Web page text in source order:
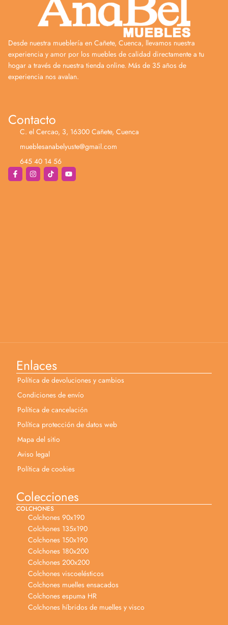
Desde nuestra mueblería en Cañete, Cuenca, llevamos nuestra
experiencia y amor por los muebles de calidad directamente a tu
hogar a través de nuestra tienda online. Más de 35 años de
experiencia nos avalan.
Contacto
C. el Cercao, 3, 16300 Cañete, Cuenca
mueblesanabelyuste@gmail.com
645 40 14 56
Enlaces
Política de devoluciones y cambios
Condiciones de envío
Política de cancelación
Política protección de datos web
Mapa del sitio
Aviso legal
Política de cookies
Colecciones
COLCHONES
Colchones 90x190
Colchones 135x190
Colchones 150x190
Colchones 180x200
Colchones 200x200
Colchones viscoelésticos
Colchones muelles ensacados
Colchones espuma HR
Colchones híbridos de muelles y visco